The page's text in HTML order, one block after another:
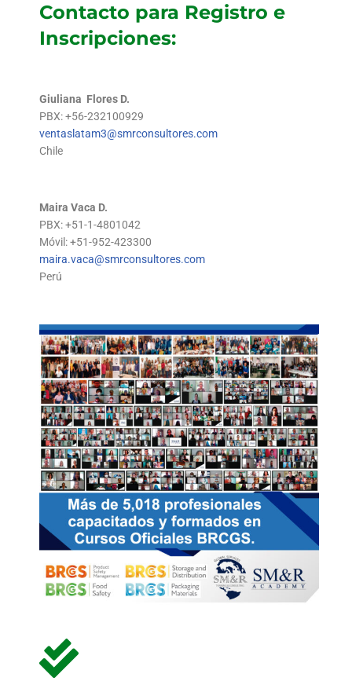
Contacto para Registro e
Inscripciones:
Giuliana Flores D.
PBX: +56-232100929
ventaslatam3@smrconsultores.com
Chile
Maira Vaca D.
PBX: +51-1-4801042
Móvil: +51-952-423300
maira.vaca@smrconsultores.com
Perú